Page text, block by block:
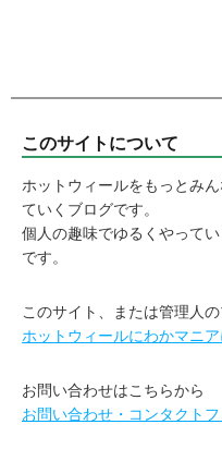
このサイトについて
ホットウィールをもっとみ
ていくブログです。
個人の趣味でゆるくやって
です。
このサイト、または管理人
ホットウィールにわかマニ
お問い合わせはこちらから
お問い合わせ・コンタクト